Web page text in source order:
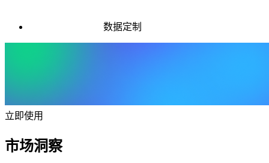
数据定制
立即使用
市场洞察